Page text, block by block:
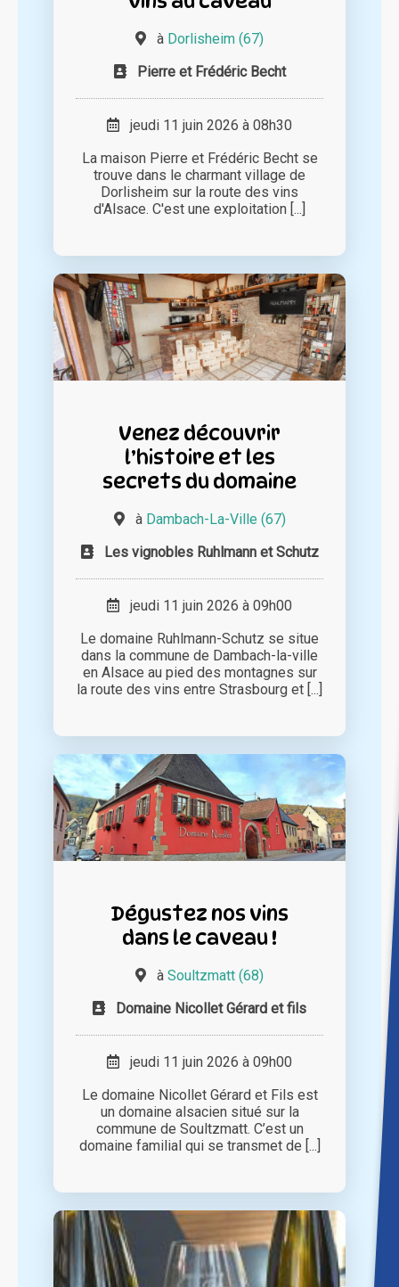
à Dorlisheim (67)
Pierre et Frédéric Becht
jeudi 11 juin 2026 à 08h30
La maison Pierre et Frédéric Becht se
trouve dans le charmant village de
Dorlisheim sur la route des vins
d'Alsace. C'est une exploitation [...]
Venez découvrir
l’histoire et les
secrets du domaine
à Dambach-La-Ville (67)
Les vignobles Ruhlmann et Schutz
jeudi 11 juin 2026 à 09h00
Le domaine Ruhlmann-Schutz se situe
dans la commune de Dambach-la-ville
en Alsace au pied des montagnes sur
la route des vins entre Strasbourg et [...]
Dégustez nos vins
dans le caveau !
à Soultzmatt (68)
Domaine Nicollet Gérard et fils
jeudi 11 juin 2026 à 09h00
Le domaine Nicollet Gérard et Fils est
un domaine alsacien situé sur la
commune de Soultzmatt. C’est un
domaine familial qui se transmet de [...]